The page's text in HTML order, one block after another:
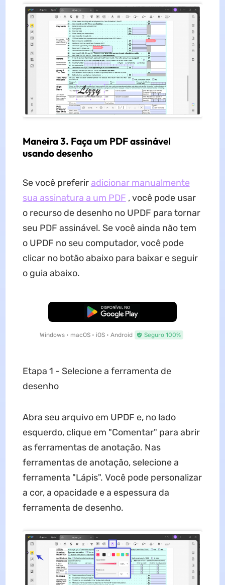
Maneira 3. Faça um PDF assinável
usando desenho
Se você preferiradicionar manualmente
sua assinatura a um PDF , você pode usar
o recurso de desenho no UPDF para tornar
seu PDF assinável. Se você ainda não tem
o UPDF no seu computador, você pode
clicar no botão abaixo para baixar e seguir
o guia abaixo.
Baixar Grátis
Windows • macOS • iOS • Android Seguro 100%
Etapa 1 - Selecione a ferramenta de
desenho
Abra seu arquivo em UPDF e, no lado
esquerdo, clique em "Comentar" para abrir
as ferramentas de anotação. Nas
ferramentas de anotação, selecione a
ferramenta "Lápis". Você pode personalizar
a cor, a opacidade e a espessura da
ferramenta de desenho.